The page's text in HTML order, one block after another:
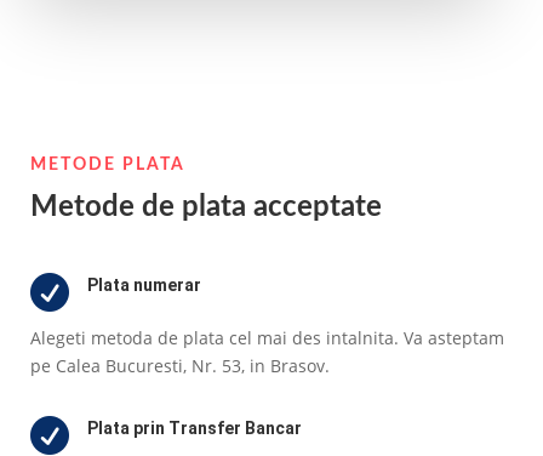
METODE PLATA
Metode de plata acceptate
 Plata numerar
Alegeti metoda de plata cel mai des intalnita. Va asteptam
pe Calea Bucuresti, Nr. 53, in Brasov.
 Plata prin Transfer Bancar